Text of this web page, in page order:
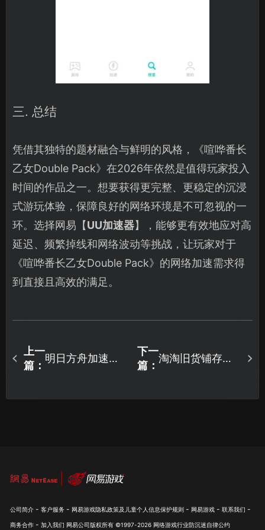
三. 总结
凭借其独特的题材融合与鲜明的风格，《喧哗番长
乙女Double Pack》在2026年依然是值得玩家投入
时间的作品之一。想要获得更完整、更稳定的沉浸
式游玩体验，保障良好的网络环境是不可忽视的一
环。选择网易【UU加速器】，能够更有效地应对高
延迟、频繁掉线和网络波动等挑战，让玩家对于
《喧哗番长乙女Double Pack》的网络加速需求得
到直接且高效的满足。
上一
篇：
明日方舟加速
南！
下一
篇：
淘淘旧货铺存档
保存经营成果！
公司简介 - 客户服务 - 网易游戏隐私政策及儿童个人信息保护规则 - 网易游戏 - 联系我们 -
商务合作 - 加入我们 网易公司版权所有 ©1997-2026 网络游戏行业防沉迷自律公约